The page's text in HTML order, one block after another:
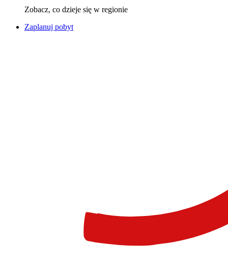
Zobacz, co dzieje się w regionie
Zaplanuj pobyt